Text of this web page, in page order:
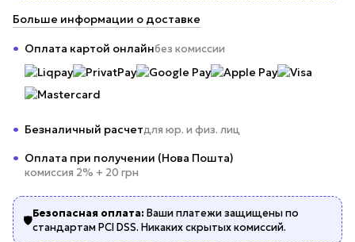
Больше информации о доставке
Оплата картой онлайнбез комиссии
Безналичный расчетдля юр. и физ. лиц
Оплата при получении (Нова Пошта)
комиссия 2% + 20 грн
🛡️
Безопасная оплата: Ваши платежи защищены по
стандартам PCI DSS. Никаких скрытых комиссий.